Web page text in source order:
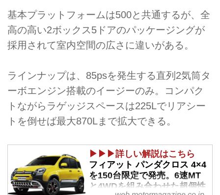
基本プラットフォームは500と共通するが、全
高の高い2ボックス5ドアのパッケージングが
採用されて室内空間の広さに違いがある。
ラインナップは、85psを発生する直列2気筒タ
ーボエンジン搭載のイージーのみ。コンパク
トながらラゲッジスペースは225Lでリアシー
トを倒せば最大870Lまで拡大できる。
▶▶▶詳しい解説はこちら
フィアット パンダクロス 4×4
を150台限定で発売。6速MT
と4WDを組み合わせた超個性